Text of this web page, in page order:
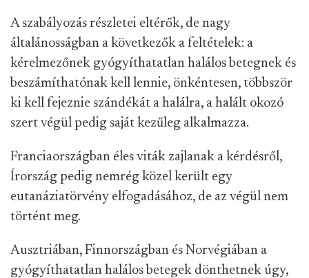
A szabályozás részletei eltérők, de nagy
általánosságban a következők a feltételek: a
kérelmezőnek gyógyíthatatlan halálos betegnek és
beszámíthatónak kell lennie, önkéntesen, többször
ki kell fejeznie szándékát a halálra, a halált okozó
szert végül pedig saját kezűleg alkalmazza.
Franciaországban éles viták zajlanak a kérdésről,
Írország pedig nemrég közel került egy
eutanáziatörvény elfogadásához, de az végül nem
történt meg.
Ausztriában, Finnországban és Norvégiában a
gyógyíthatatlan halálos betegek dönthetnek úgy,